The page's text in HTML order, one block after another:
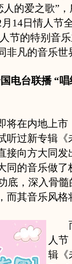
人的爱之歌”
14日情人节
节的特别音
非凡的音乐世
台联播 “唱
在内地上市
听过新专辑《
接向方大同发
同的音乐做了
底，深入骨
而其音乐风格
而
人
辑《